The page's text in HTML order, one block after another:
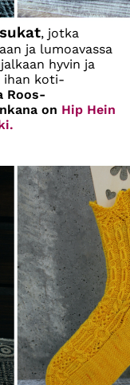
, jotka
ja lumoavassa
hyvin ja
ihan koti-
Roos-
on Hip Hein